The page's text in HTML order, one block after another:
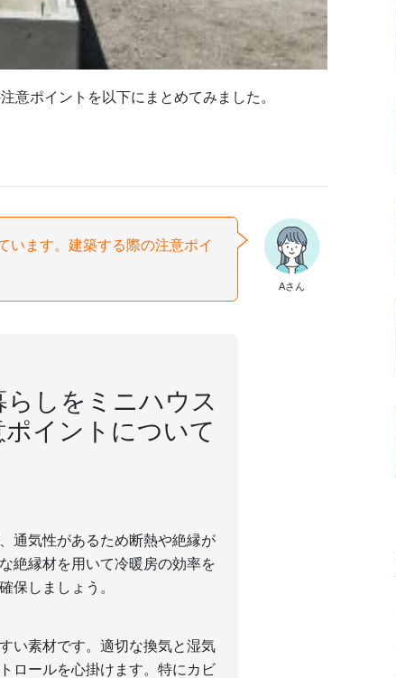
意ポイントを以下にまとめてみました。
Aさん
います。建築する際の注意ポイ
しをミニハウス
イントについて
通気性があるため断熱や絶縁が
絶縁材を用いて冷暖房の効率を
保しましょう。
い素材です。適切な換気と湿気
ロールを心掛けます。特にカビ